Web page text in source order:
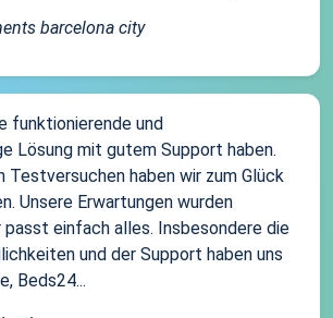
barcelona city
funktionierende und
Lösung mit gutem Support haben.
Testversuchen haben wir zum Glück
Unsere Erwartungen wurden
einfach alles. Insbesondere die
und der Support haben uns
Beds24...